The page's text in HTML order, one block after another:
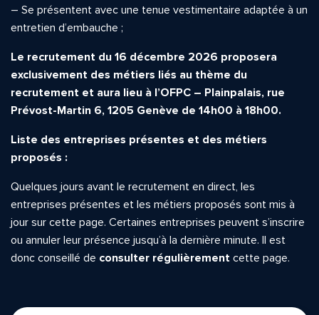
– Se présentent avec une tenue vestimentaire adaptée à un
entretien d’embauche ;
Le recrutement du 16 décembre 2026 proposera
exclusivement des métiers liés au thème du
recrutement et aura lieu à l’OFPC – Plainpalais, rue
Prévost-Martin 6, 1205 Genève de 14h00 à 18h00.
Liste des entreprises présentes et des métiers
proposés :
Quelques jours avant le recrutement en direct, les
entreprises présentes et les métiers proposés sont mis à
jour sur cette page. Certaines entreprises peuvent s’inscrire
ou annuler leur présence jusqu’à la dernière minute. Il est
donc conseillé de consulter régulièrement cette page.